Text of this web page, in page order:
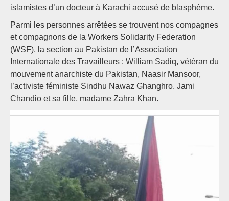
islamistes d’un docteur à Karachi accusé de blasphème.
Parmi les personnes arrêtées se trouvent nos compagnes
et compagnons de la Workers Solidarity Federation
(WSF), la section au Pakistan de l’Association
Internationale des Travailleurs : William Sadiq, vétéran du
mouvement anarchiste du Pakistan, Naasir Mansoor,
l’activiste féministe Sindhu Nawaz Ghanghro, Jami
Chandio et sa fille, madame Zahra Khan.